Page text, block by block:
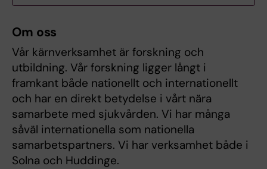
Om oss
Vår kärnverksamhet är forskning och
utbildning. Vår forskning ligger långt i
framkant både nationellt och internationellt
och har en direkt betydelse i vårt nära
samarbete med sjukvården. Vi har många
såväl internationella som nationella
samarbetspartners. Vi har verksamhet både i
Solna och Huddinge.